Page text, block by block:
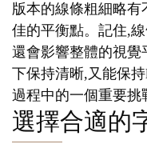
版本的線條粗細略
佳的平衡點。記住,
還會影響整體的視
下保持清晰,又能保
過程中的一個重要挑
選擇合適的